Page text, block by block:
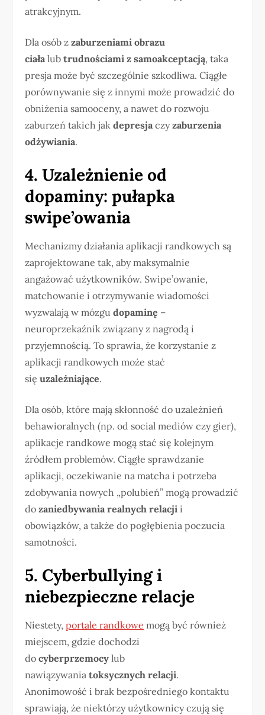
atrakcyjnym.
Dla osób zzaburzeniami obrazu
ciała lubtrudnościami z samoakceptacją, taka
presja może być szczególnie szkodliwa. Ciągłe
porównywanie się z innymi może prowadzić do
obniżenia samooceny, a nawet do rozwoju
zaburzeń takich jakdepresja czyzaburzenia
odżywiania.
4. Uzależnienie od
dopaminy: pułapka
swipe’owania
Mechanizmy działania aplikacji randkowych są
zaprojektowane tak, aby maksymalnie
angażować użytkowników. Swipe’owanie,
matchowanie i otrzymywanie wiadomości
wyzwalają w mózgudopaminę –
neuroprzekaźnik związany z nagrodą i
przyjemnością. To sprawia, że korzystanie z
aplikacji randkowych może stać
sięuzależniające.
Dla osób, które mają skłonność do uzależnień
behawioralnych (np. od social mediów czy gier),
aplikacje randkowe mogą stać się kolejnym
źródłem problemów. Ciągłe sprawdzanie
aplikacji, oczekiwanie na matcha i potrzeba
zdobywania nowych „polubień” mogą prowadzić
dozaniedbywania realnych relacji i
obowiązków, a także do pogłębienia poczucia
samotności.
5. Cyberbullying i
niebezpieczne relacje
Niestety,portale randkowe mogą być również
miejscem, gdzie dochodzi
docyberprzemocy lub
nawiązywaniatoksycznych relacji.
Anonimowość i brak bezpośredniego kontaktu
sprawiają, że niektórzy użytkownicy czują się